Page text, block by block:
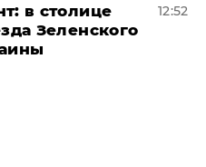
в столице
Зеленского
12:52